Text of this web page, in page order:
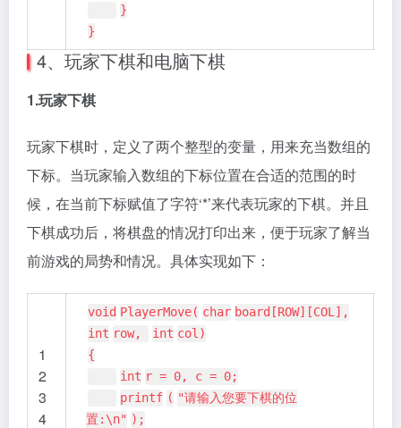
}
}
4、玩家下棋和电脑下棋
1.玩家下棋
玩家下棋时，定义了两个整型的变量，用来充当数组的
下标。当玩家输入数组的下标位置在合适的范围的时
候，在当前下标赋值了字符‘*’来代表玩家的下棋。并且
下棋成功后，将棋盘的情况打印出来，便于玩家了解当
前游戏的局势和情况。具体实现如下：
1
2
3
4
void PlayerMove( char board[ROW][COL],
int row, int col)
{
int r = 0, c = 0;
printf ( "请输入您要下棋的位
置:\n" );